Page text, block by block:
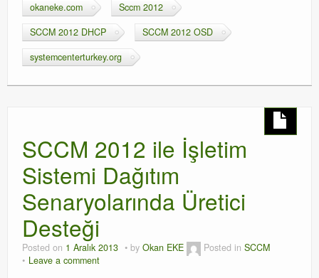
okaneke.com
Sccm 2012
SCCM 2012 DHCP
SCCM 2012 OSD
systemcenterturkey.org
SCCM 2012 ile İşletim
Sistemi Dağıtım
Senaryolarında Üretici
Desteği
Posted on 1 Aralık 2013 by Okan EKE Posted in SCCM
Leave a comment